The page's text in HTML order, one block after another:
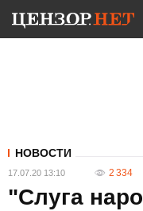
НОВОСТИ
17.07.20 13:10 2 334
"Слуга